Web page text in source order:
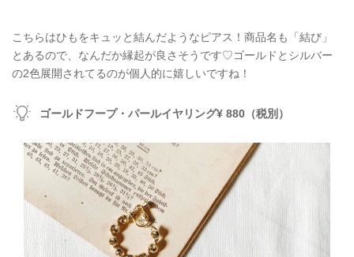
こちらはひもをキュッと結んだようなピアス！商品名も「結び」
とあるので、なんだか縁起が良さそうです♡ゴールドとシルバー
の2色展開されてるのが個人的に嬉しいですね！
ゴールドフープ・パールイヤリング¥ 880（税別）